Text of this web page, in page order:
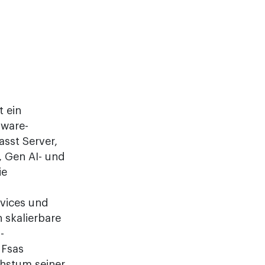
ein
Server,
AI- und
und
skalierbare